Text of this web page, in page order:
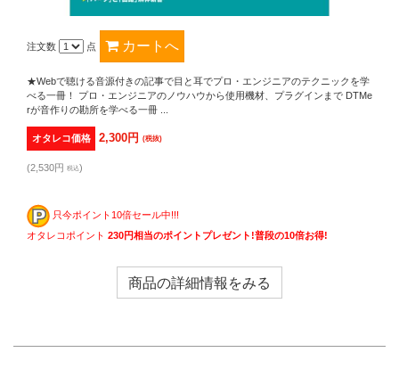
注文数 点
★Webで聴ける音源付きの記事で目と耳でプロ・エンジニアのテクニックを学
べる一冊！ プロ・エンジニアのノウハウから使用機材、プラグインまで DTMe
rが音作りの勘所を学べる一冊 ...
オタレコ価格 2,300円(税抜)
(2,530円 税込)
只今ポイント10倍セール中!!!
オタレコポイント 230円相当のポイントプレゼント!普段の10倍お得!
商品の詳細情報をみる